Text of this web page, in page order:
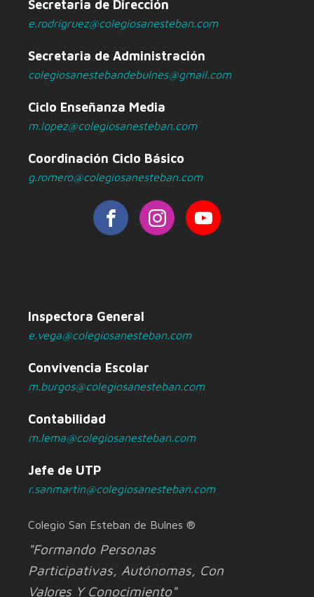
Secretaria de Dirección
e.rodrigruez@colegiosanesteban.com
Secretaria de Administración
colegiosanestebandebulnes@gmail.com
Ciclo Enseñanza Media
m.lopez@colegiosanesteban.com
Coordinación Ciclo Básico
g.romero@colegiosanesteban.com
Inspectora General
e.vega@colegiosanesteban.com
Convivencia Escolar
m.burgos@colegiosanesteban.com
Contabilidad
m.lema@colegiosanesteban.com
Jefe de UTP
r.sanmartin@colegiosanesteban.com
Colegio San Esteban de Bulnes ®
"Formando Personas
Participativas, Autónomas, Con
Valores Y Conocimiento"